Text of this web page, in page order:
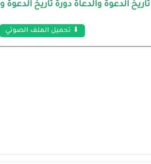
الدعوة والدعاة دورة تاريخ الدعوة
⬇ تحميل الملف الصوتي